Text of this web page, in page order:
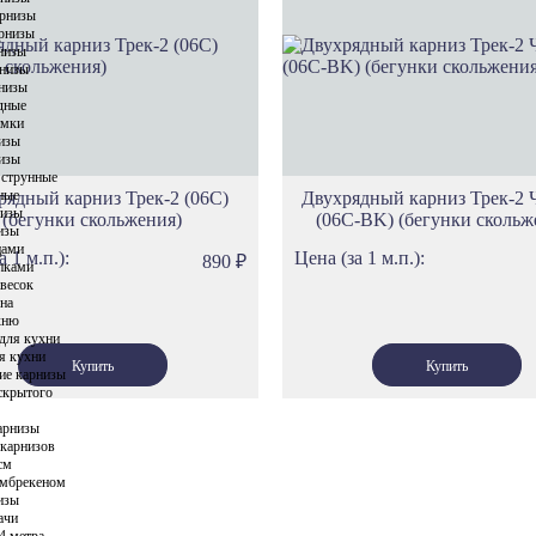
кухни
кухни
карнизы
Карнизы
Карнизы
Карнизы
Карнизы
Карнизы
карниз Трек-2 (06С)
(бегунки скольжения)
1 м.п.):
890 ₽
Двухрядный карниз Трек-2
(06С-BK) (бегунки
Цена (за 1 м.п.):